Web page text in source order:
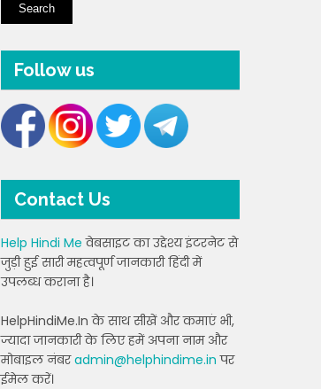
Follow us
Contact Us
Help Hindi Me वेबसाइट का उद्देश्य इंटरनेट से
जुड़ी हुई सारी महत्वपूर्ण जानकारी हिंदी में
उपलब्ध कराना है।
HelpHindiMe.In के साथ सीखें और कमाएं भी,
ज्यादा जानकारी के लिए हमें अपना नाम और
मोबाइल नंबरadmin@helphindime.in पर
ईमेल करें।